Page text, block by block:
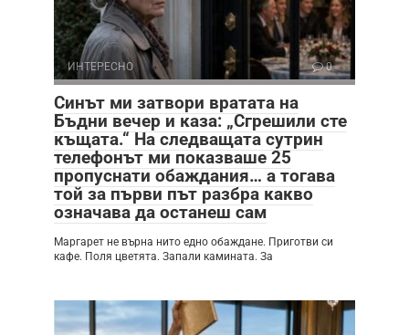
ИНТЕРЕСНО 0
Синът ми затвори вратата на
Бъдни вечер и каза: „Сгрешили сте
къщата.“ На следващата сутрин
телефонът ми показваше 25
пропуснати обаждания… а тогава
той за първи път разбра какво
означава да останеш сам
Маргарет не върна нито едно обаждане. Приготви си
кафе. Поля цветята. Запали камината. За